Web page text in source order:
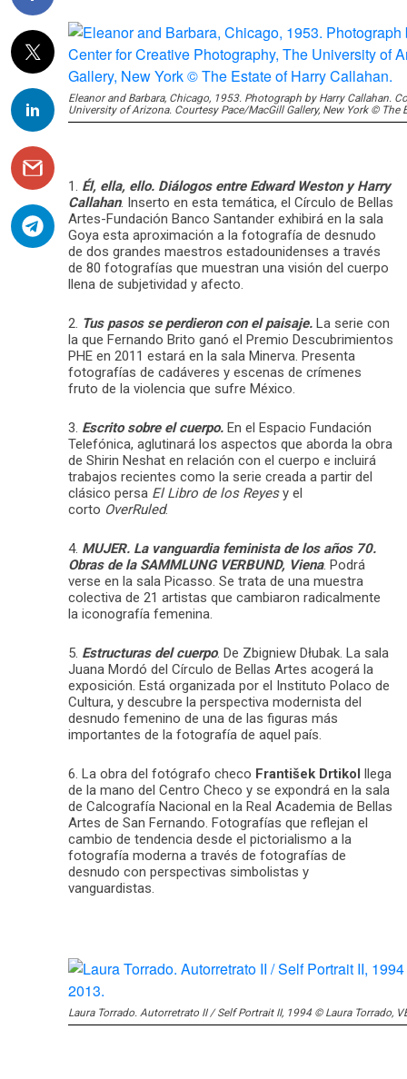
Eleanor and Barbara, Chicago, 1953. Photograph by Harry Callahan.
University of Arizona. Courtesy Pace/MacGill Gallery, New York © The
1. Él, ella, ello. Diálogos entre Edward Weston y Harry
Callahan. Inserto en esta temática, el Círculo de Bellas
Artes-Fundación Banco Santander exhibirá en la sala
Goya esta aproximación a la fotografía de desnudo
de dos grandes maestros estadounidenses a través
de 80 fotografías que muestran una visión del cuerpo
llena de subjetividad y afecto.
2. Tus pasos se perdieron con el paisaje. La serie con
la que Fernando Brito ganó el Premio Descubrimientos
PHE en 2011 estará en la sala Minerva. Presenta
fotografías de cadáveres y escenas de crímenes
fruto de la violencia que sufre México.
3. Escrito sobre el cuerpo. En el Espacio Fundación
Telefónica, aglutinará los aspectos que aborda la obra
de Shirin Neshat en relación con el cuerpo e incluirá
trabajos recientes como la serie creada a partir del
clásico persa El Libro de los Reyesy el
corto OverRuled.
4. MUJER. La vanguardia feminista de los años 70.
Obras de la SAMMLUNG VERBUND, Viena. Podrá
verse en la sala Picasso. Se trata de una muestra
colectiva de 21 artistas que cambiaron radicalmente
la iconografía femenina.
5. Estructuras del cuerpo. De Zbigniew Dłubak. La sala
Juana Mordó del Círculo de Bellas Artes acogerá la
exposición. Está organizada por el Instituto Polaco de
Cultura, y descubre la perspectiva modernista del
desnudo femenino de una de las figuras más
importantes de la fotografía de aquel país.
6. La obra del fotógrafo checo František Drtikol llega
de la mano del Centro Checo y se expondrá en la sala
de Calcografía Nacional en la Real Academia de Bellas
Artes de San Fernando. Fotografías que reflejan el
cambio de tendencia desde el pictorialismo a la
fotografía moderna a través de fotografías de
desnudo con perspectivas simbolistas y
vanguardistas.
Laura Torrado. Autorretrato II / Self Portrait II, 1994 © Laura Torrado,